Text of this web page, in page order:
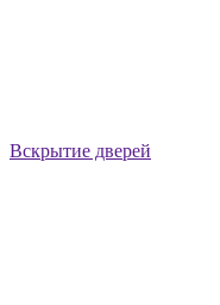
Вскрытие дверей